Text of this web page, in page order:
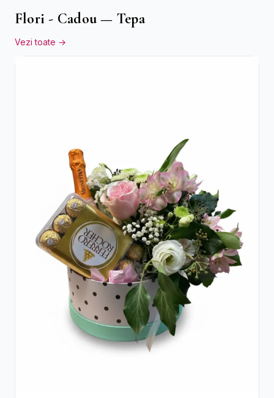
Flori - Cadou — Tepa
Vezi toate →